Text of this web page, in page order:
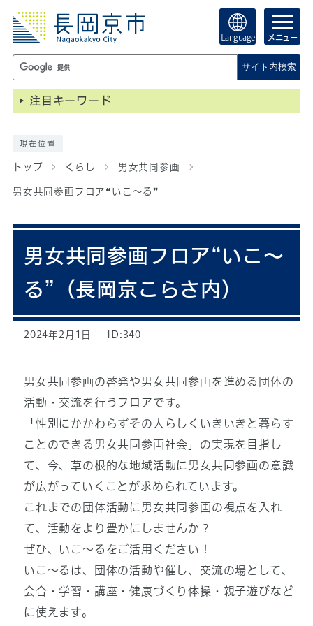
Language メニュー
サイト内検索
注目キーワード
現在位置
トップ くらし 男女共同参画
男女共同参画フロア❝いこ～る❞
男女共同参画フロア“いこ～
る”（長岡京こらさ内）
2024年2月1日 ID:340
男女共同参画の啓発や男女共同参画を進める団体の
活動・交流を行うフロアです。
「性別にかかわらずその人らしくいきいきと暮らす
ことのできる男女共同参画社会」の実現を目指し
て、今、草の根的な地域活動に男女共同参画の意識
が広がっていくことが求められています。
これまでの団体活動に男女共同参画の視点を入れ
て、活動をより豊かにしませんか？
ぜひ、いこ～るをご活用ください！
いこ～るは、団体の活動や催し、交流の場として、
会合・学習・講座・健康づくり体操・親子遊びなど
に使えます。